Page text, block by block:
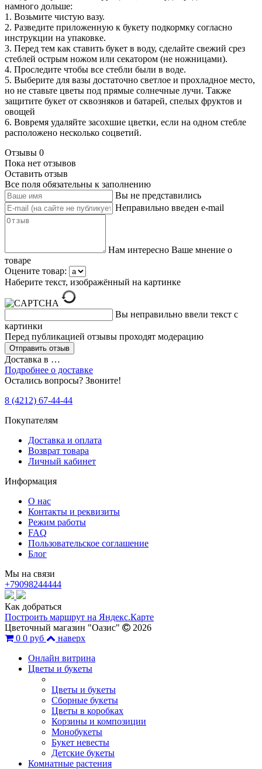
намного дольше:
1. Возьмите чистую вазу.
2. Разведите приложенную к букету подкормку согласно
инструкции на упаковке.
3. Перед тем как ставить букет в воду, сделайте свежий срез
стеблей острым ножом или секатором (не ножницами).
4. Проследите чтобы все стебли были в воде.
5. Выберите для вазы достаточно светлое и прохладное место,
но не ставьте цветы под прямые солнечные лучи. Также
защитите букет от сквозняков и батарей, спелых фруктов и
овощей
6. Вовремя удаляйте засохшие цветки, если на одном стебле
расположено несколько соцветий.
Отзывы 0
Пока нет отзывов
Оставить отзыв
Все поля обязательны к заполнению
Вы не представились
Неправильно введен e-mail
Нам интересно Ваше мнение о
товаре
Оцените товар:
Наберите текст, изображённый на картинке
Вы неправильно ввели текст с
картинки
Перед публикацией отзывы проходят модерацию
Доставка в …
Подробнее о доставке
Остались вопросы? Звоните!
8 (4212) 67-44-44
Покупателям
Доставка и оплата
Возврат товара
Личный кабинет
Информация
О нас
Контакты и реквизиты
Режим работы
FAQ
Пользовательское соглашение
Блог
Мы на связи
+79098244444
Как добраться
Построить маршрут на Яндекс.Карте
Цветочный магазин "Оазис"
2026
0 0 руб
наверх
Онлайн витрина
Цветы и букеты
Цветы и букеты
Сборные букеты
Цветы в коробках
Корзины и композиции
Монобукеты
Букет невесты
Детские букеты
Комнатные растения